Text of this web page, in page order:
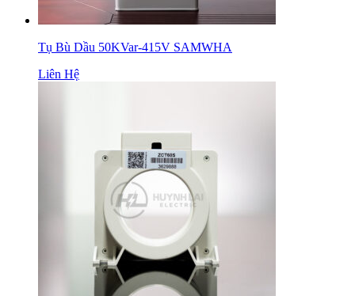
Tụ Bù Dầu 50KVar-415V SAMWHA
Liên Hệ